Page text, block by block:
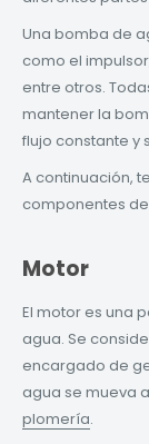
Una bomba de
como el impulsor
entre otros.
mantener la
flujo constante y
A continuación,
componentes
Motor
El motor es una
agua. Se
encargado de
agua se mueva
plomería.